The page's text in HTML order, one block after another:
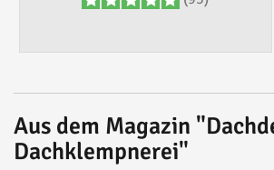
Aus dem Magazin
Dachklempnerei"